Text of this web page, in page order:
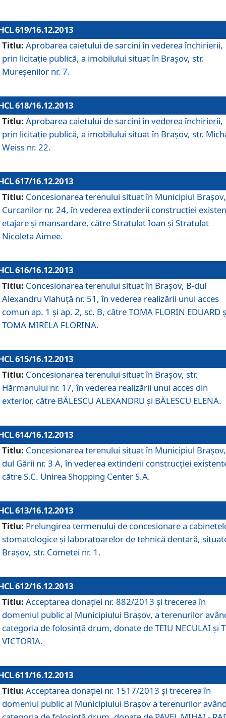
619/16.12.2013
Titlu: Aprobarea caietului de sarcini în vederea închirierii,
prin licitaţie publică, a imobilului situat în Braşov, str.
Mureşenilor nr. 7.
618/16.12.2013
Titlu: Aprobarea caietului de sarcini în vederea închirierii,
prin licitaţie publică, a imobilului situat în Braşov, str.
Weiss nr. 22.
617/16.12.2013
Titlu: Concesionarea terenului situat în Municipiul
Curcanilor nr. 24, în vederea extinderii construcţiei
etajare şi mansardare, către Stratulat Ioan şi Stratulat
Nicoleta Aimee.
616/16.12.2013
Titlu: Concesionarea terenului situat în Braşov, B-dul
Alexandru Vlahuţă nr. 51, în vederea realizării unui acces
comun ap. 1 şi ap. 2, sc. B, către TOMA FLORIN EDUARD
TOMA MIRELA FLORINA.
615/16.12.2013
Titlu: Concesionarea terenului situat în Braşov, str.
Hărmanului nr. 17, în vederea realizării unui acces din
exterior, către BĂLESCU ALEXANDRU şi BĂLESCU ELENA.
614/16.12.2013
Titlu: Concesionarea terenului situat în Municipiul
dul Gării nr. 3 A, în vederea extinderii construcţiei
către S.C. Unirea Shopping Center S.A.
613/16.12.2013
Titlu: Prelungirea termenului de concesionare a
stomatologice şi laboratoarelor de tehnică dentară,
Braşov, str. Cometei nr. 1.
612/16.12.2013
Titlu: Acceptarea donaţiei nr. 882/2013 şi trecerea în
domeniul public al Municipiului Braşov, a terenurilor
categoria de folosinţă drum, donate de TEIU NECULAI şi
VICTORIA.
611/16.12.2013
Titlu: Acceptarea donaţiei nr. 1517/2013 şi trecerea în
domeniul public al Municipiului Braşov a terenurilor